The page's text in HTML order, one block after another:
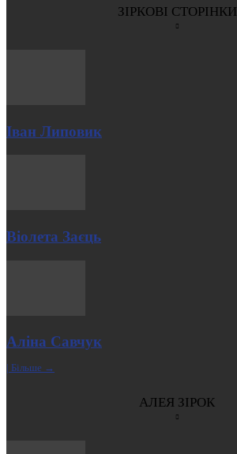
ЗІРКОВІ СТОРІНКИ
Іван Липовик
Віолета Заєць
Аліна Савчук
| Більше →
АЛЕЯ ЗІРОК